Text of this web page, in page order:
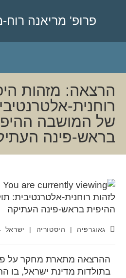
פרופ' מריאנה
הרצאה: מזהות
רוחנית-
של המושבה
בראש-פינה
גאוגרפיה | היסטוריה | ישראל
ההרצאה מתארת מחקר על
בתולדות מדינת ישראל, בו